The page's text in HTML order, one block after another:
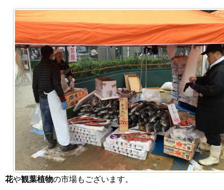
花や観葉植物の市場もございます。